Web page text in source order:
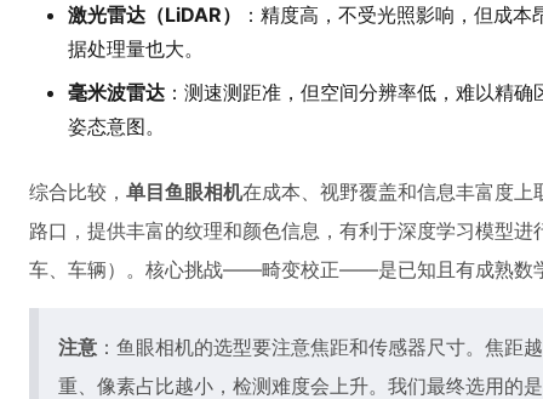
激光雷达（LiDAR）
：精度高，不受光照影响，但成
据处理量也大。
毫米波雷达 ：测速测距准，但空间分辨率低，难以精
姿态意图。
综合比较， 单目鱼眼相机在成本、视野覆盖和信息丰富度
路口，提供丰富的纹理和颜色信息，有利于深度学习模型
车、车辆）。核心挑战——畸变校正——是已知且有成熟数
注意 ：鱼眼相机的选型要注意焦距和传感器尺寸。焦距
重、像素占比越小，检测难度会上升。我们最终选用的